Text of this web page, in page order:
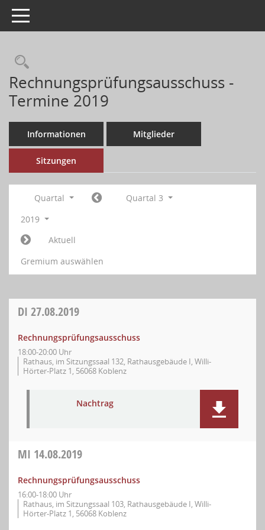
Toggle navigation
Rechnungsprüfungsausschuss -
Termine 2019
Informationen Mitglieder
Sitzungen
Quartal
Quartal 3
2019
Aktuell
Gremium auswählen
DI 27.08.2019
Rechnungsprüfungsausschuss
18:00-20:00 Uhr
Rathaus, im Sitzungssaal 132, Rathausgebäude I, Willi-
Hörter-Platz 1, 56068 Koblenz
Nachtrag
MI 14.08.2019
Rechnungsprüfungsausschuss
16:00-18:00 Uhr
Rathaus, im Sitzungssaal 103, Rathausgebäude I, Willi-
Hörter-Platz 1, 56068 Koblenz